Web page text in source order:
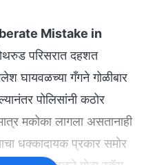
Mistake in
परिसरात दहशत
घायवळच्या गँगने गोळीबार
पोलिसांनी कठोर
मकोका लागला असतानाही
धक्कादायक प्रकार समोर